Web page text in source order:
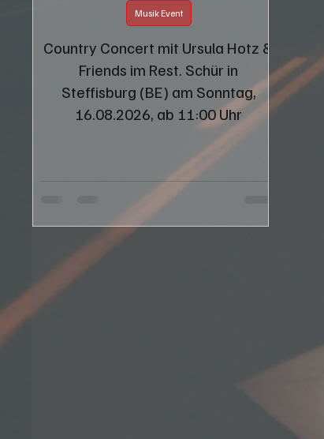
Country Concert mit Ursula Hotz &
Friends im Rest. Schür in
Steffisburg (BE) am Sonntag,
16.08.2026, ab 11:00 Uhr
Musik Event